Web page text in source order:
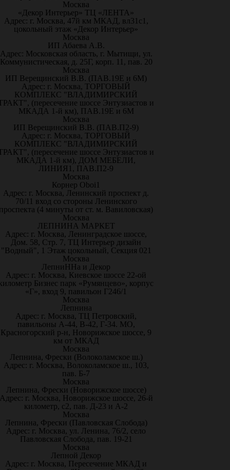
Москва
«Декор Интерьер» ТЦ «ЛЕНТА»
Адрес: г. Москва, 47й км МКАД, вл31с1,
цокольный этаж «Декор Интерьер»
Москва
ИП Абаева А.В.
Адрес: Московская область, г. Мытищи, ул.
Коммунистическая, д. 25Г, корп. 11, пав. 20
Москва
ИП Верещинский В.В. (ПАВ.19Е и 6М)
Адрес: г. Москва, ТОРГОВЫЙ
КОМПЛЕКС "ВЛАДИМИРСКИЙ
(пересечение шоссе Энтузиастов и
МКАДА 1-й км), ПАВ.19Е и 6М
Москва
ИП Верещинский В.В. (ПАВ.П2-9)
Адрес: г. Москва, ТОРГОВЫЙ
КОМПЛЕКС "ВЛАДИМИРСКИЙ
(пересечение шоссе Энтузиастов и
МКАДА 1-й км), ДОМ МЕБЕЛИ,
ЛИНИЯ1, ПАВ.П2-9
Москва
Корнер Oboi1
Адрес: г. Москва, Ленинский проспект д.
70/11 вход со стороны Ленинского
(4 минуты от ст. м. Вавиловская)
Москва
ЛЕПНИНА МАРКЕТ
Адрес: г. Москва, Ленинградское шоссе,
Дом. 58, Стр. 7, ТЦ Интерьер дизайн
"Водный", 1 Этаж цокольный, Секция 021
Москва
ЛепниННа и Декор
Адрес: г. Москва, Киевское шоссе 22-ой
Бизнес парк «Румянцево», корпус
«Г», вход 9, павильон Г246/1
Москва
Лепнина
Адрес: г. Москва, ТЦ Петровский,
павильоны А-44, В-42, Г-34. МО,
Красногорский р-н, Новорижское шоссе, 9
км от МКАД
Москва
Лепнина, Фрески (Волоколамское ш.)
Адрес: г. Москва, Волоколамское ш., 103,
пав. Б-7
Москва
Лепнина, Фрески (Новорижское шоссе)
г. Москва, Новорижское шоссе, 26-й
километр, с2, пав. Д-23 и А-2
Москва
Лепнина, Фрески (Павловская Слобода)
Адрес: г. Москва, ул. Ленина, 76/2, село
Павловская Слобода, пав. 19-21
Москва
Лепной Декор
Адрес: г. Москва, Пересечение МКАД и